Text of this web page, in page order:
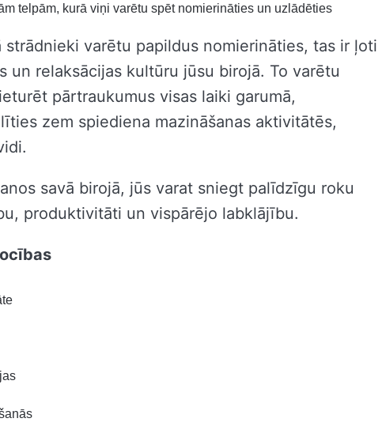
telpām, kurā viņi varētu spēt nomierināties un uzlādēties
varētu papildus nomierināties, tas ir ļoti
un relaksācijas kultūru jūsu birojā. To varētu
pārtraukumus visas laiki garumā,
zem spiediena mazināšanas aktivitātēs,
savā birojā, jūs varat sniegt palīdzīgu roku
produktivitāti un vispārējo labklājību.